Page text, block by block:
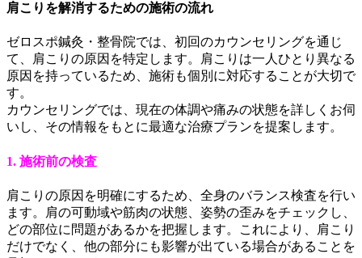
肩こりを解消するための施術の流れ
ゼロスポ鍼灸・整骨院では、初回のカウンセリングを通じ
て、肩こりの原因を特定します。肩こりは一人ひとり異なる
原因を持っているため、施術も個別に対応することが大切で
す。
カウンセリングでは、現在の体調や痛みの状態を詳しくお伺
いし、その情報をもとに最適な治療プランを提案します。
1. 施術前の検査
肩こりの原因を明確にするため、全身のバランス検査を行い
ます。肩の可動域や筋肉の状態、姿勢の歪みをチェックし、
どの部位に問題があるかを把握します。これにより、肩こり
だけでなく、他の部分にも影響が出ている場合があることを